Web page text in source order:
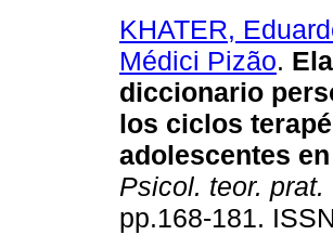
KHATER,
Médici Pizão.
diccionario
los ciclos
adolescentes
Psicol. teor. prat.
pp.168-181.